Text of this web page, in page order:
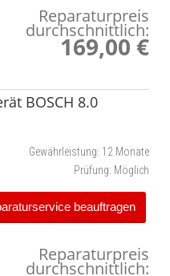
Reparaturpreis
durchschnittlich:
169,00 €
BOSCH 8.0
Gewährleistung: 12 Monate
Prüfung: Möglich
beauftragen
Reparaturpreis
durchschnittlich: